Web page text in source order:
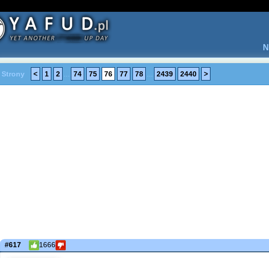
Strony < 1 2 74 75 76 77 78 2439 2440 >
#617 1666